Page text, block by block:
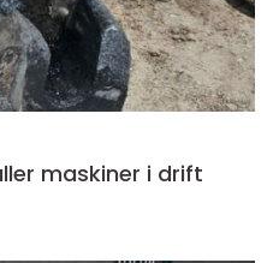
maskiner i drift